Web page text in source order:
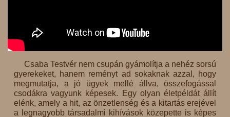
Csaba Testvér nem csupán gyámolítja a nehéz sorsú
gyerekeket, hanem reményt ad sokaknak azzal, hogy
megmutatja, a jó ügyek mellé állva, összefogással
csodákra vagyunk képesek. Egy olyan életpéldát állít
elénk, amely a hit, az önzetlenség és a kitartás erejével
a legnagyobb társadalmi kihívások közepette is képes